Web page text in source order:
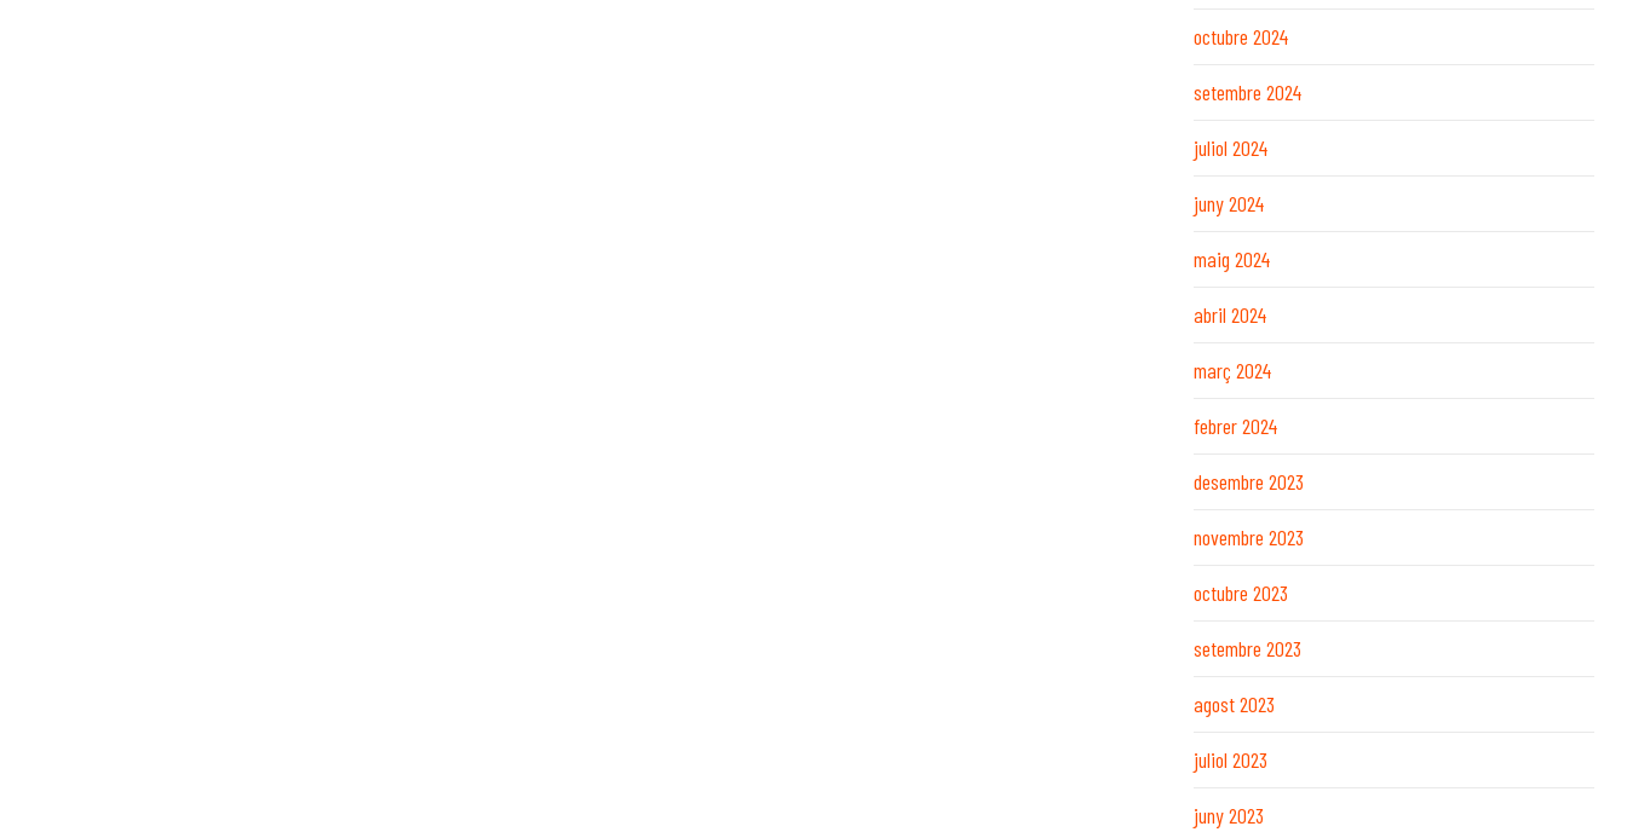
octubre 2024
setembre 2024
juliol 2024
juny 2024
maig 2024
abril 2024
març 2024
febrer 2024
desembre 2023
novembre 2023
octubre 2023
setembre 2023
agost 2023
juliol 2023
juny 2023